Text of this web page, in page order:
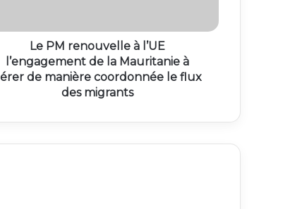
Le PM renouvelle à l’UE
l’engagement de la Mauritanie à
de manière coordonnée le flux
des migrants